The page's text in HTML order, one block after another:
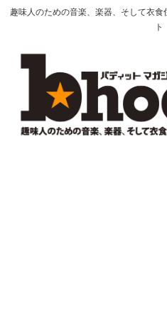
趣味人のための音楽、楽器、そして衣
ト